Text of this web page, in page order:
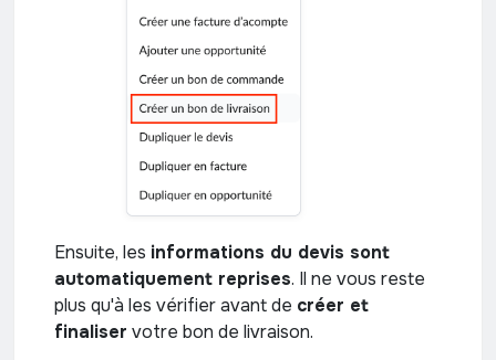
Ensuite, les informations du devis sont
automatiquement reprises. Il ne vous reste
plus qu'à les vérifier avant de créer et
finaliser votre bon de livraison.